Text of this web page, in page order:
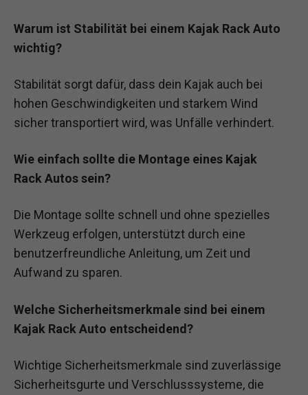
Warum ist Stabilität bei einem Kajak Rack Auto
wichtig?
Stabilität sorgt dafür, dass dein Kajak auch bei
hohen Geschwindigkeiten und starkem Wind
sicher transportiert wird, was Unfälle verhindert.
Wie einfach sollte die Montage eines Kajak
Rack Autos sein?
Die Montage sollte schnell und ohne spezielles
Werkzeug erfolgen, unterstützt durch eine
benutzerfreundliche Anleitung, um Zeit und
Aufwand zu sparen.
Welche Sicherheitsmerkmale sind bei einem
Kajak Rack Auto entscheidend?
Wichtige Sicherheitsmerkmale sind zuverlässige
Sicherheitsgurte und Verschlusssysteme, die